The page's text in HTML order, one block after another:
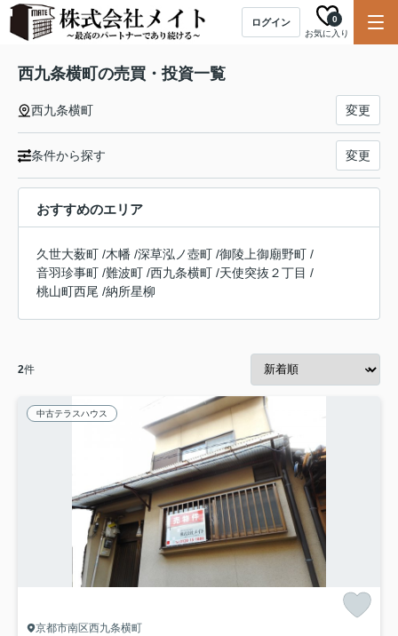
ログイン
お気に入り
0
西九条横町の売買・投資一覧
西九条横町 変更
条件から探す 変更
おすすめのエリア
久世大薮町 /木幡 /深草泓ノ壺町 /御陵上御廟野町 /
音羽珍事町 /難波町 /西九条横町 /天使突抜２丁目 /
桃山町西尾 /納所星柳
2件
中古テラスハウス
京都市南区西九条横町